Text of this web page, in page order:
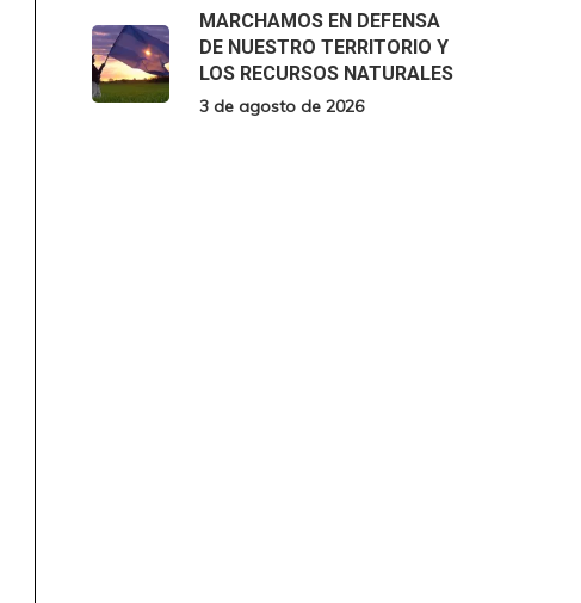
MARCHAMOS EN DEFENSA
DE NUESTRO TERRITORIO Y
LOS RECURSOS NATURALES
3 de agosto de 2026